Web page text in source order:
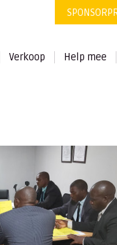
Verkoop Help mee